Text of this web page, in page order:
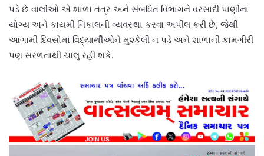
પડે છે વાલીઓ એ શાળા તંત્ર અને સંબંધિત વિભાગને વરસાદી પાણીના
યોગ્ય અને કાયમી નિકાલની વ્યવસ્થા કરવા અપીલ કરી છે, જેથી
આગામી દિવસોમાં વિદ્યાર્થીઓને મુશ્કેલી ન પડે અને શાળાની કામગીરી
પણ સરળતાથી ચાલુ રહી શકે.